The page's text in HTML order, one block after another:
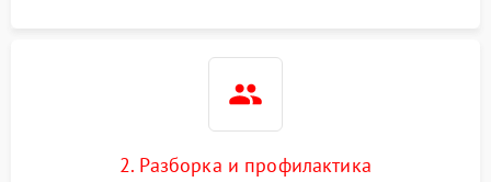
2. Разборка и профилактика